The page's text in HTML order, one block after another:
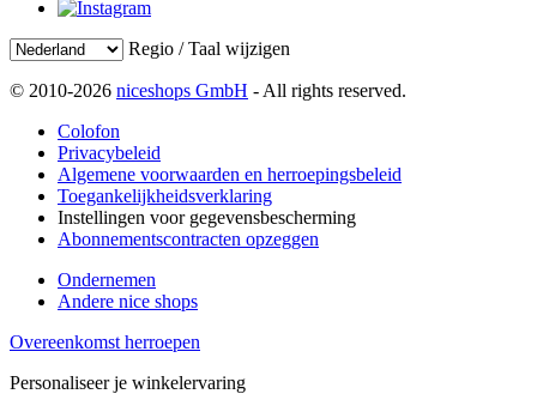
Regio / Taal wijzigen
© 2010-2026 niceshops GmbH - All rights reserved.
Colofon
Privacybeleid
Algemene voorwaarden en herroepingsbeleid
Toegankelijkheidsverklaring
Instellingen voor gegevensbescherming
Abonnementscontracten opzeggen
Ondernemen
Andere nice shops
Overeenkomst herroepen
Personaliseer je winkelervaring